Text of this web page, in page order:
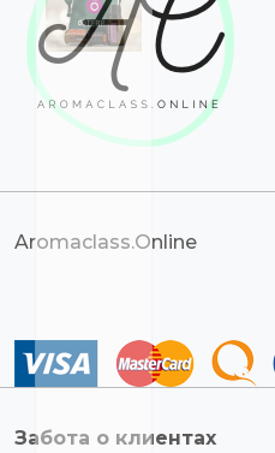
Aromaclass.Online
Забота о клиентах